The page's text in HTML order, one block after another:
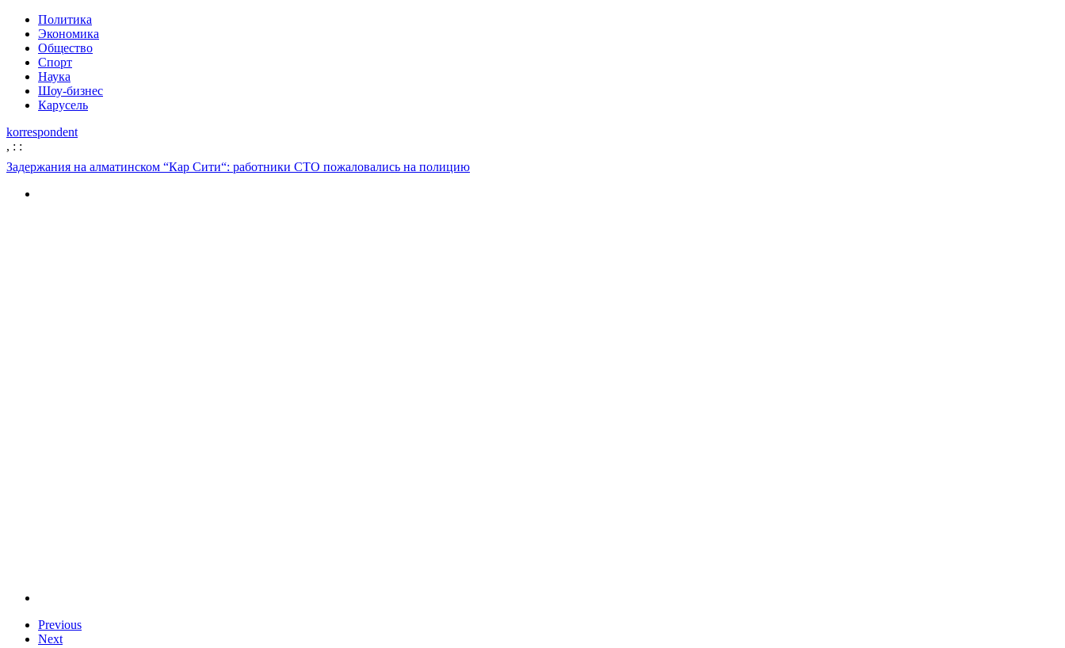
Политика
Экономика
Общество
Спорт
Наука
Шоу-бизнес
Карусель
korrespondent
, : :
Задержания на алматинском “Кар Сити“: работники СТО пожаловались на полицию
Previous
Next